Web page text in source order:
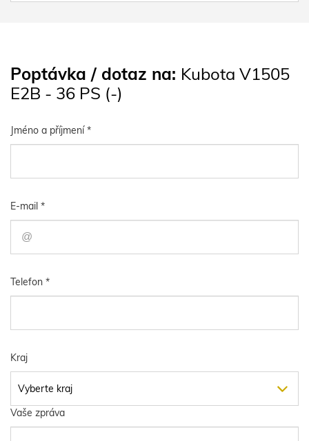
Poptávka / dotaz na: Kubota V1505
E2B - 36 PS (-)
Jméno a příjmení *
E-mail *
Telefon *
Kraj
Vaše zpráva